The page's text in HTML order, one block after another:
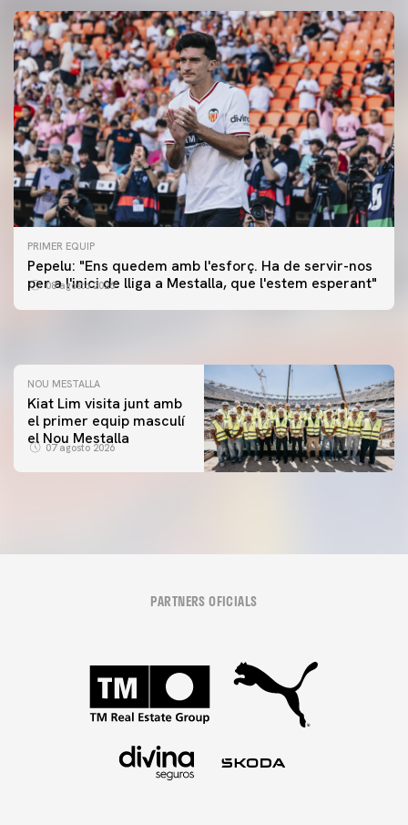
PRIMER EQUIP
Pepelu: "Ens quedem amb l'esforç. Ha de servir-nos
per a l'inici de lliga a Mestalla, que l'estem esperant"
08 agosto 2026
PRIMER EQUIP
📸 #ValenciaNUFC
PRIMER EQUIP
MESTALLA 📍
NOU MESTALLA
Kiat Lim visita junt amb
el primer equip masculí
el Nou Mestalla
07 agosto 2026
PARTNERS OFICIALS